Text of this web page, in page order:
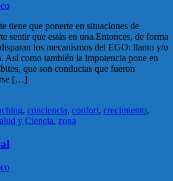
tiene que ponerte en situaciones de
sentir que estás en una.Entonces, de forma
los mecanismos del EGO: llanto y/o
Así como también la impotencia pone en
que son conductas que fueron
[…]
, conciencia, confort, crecimiento,
y Ciencia, zona